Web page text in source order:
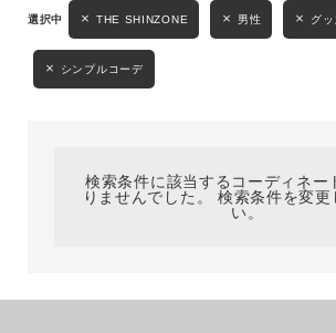
性別
MENS LADIES
ブランド
THE SHINZONE 男性 グッ
シンプルコーデ
検索条件に該当するコーディネー
りませんでした。 検索条件を変更
い。